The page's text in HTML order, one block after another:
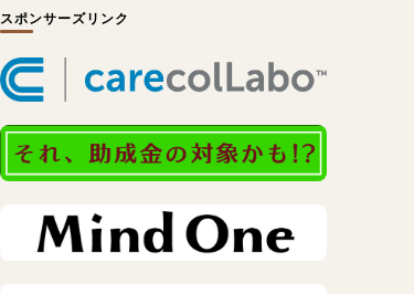
スポンサーズリンク